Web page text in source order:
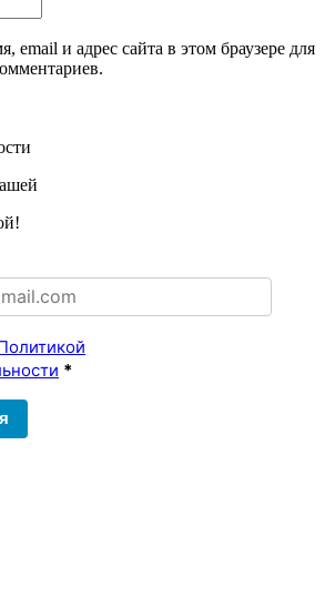
email и адрес сайта в этом браузере для
*